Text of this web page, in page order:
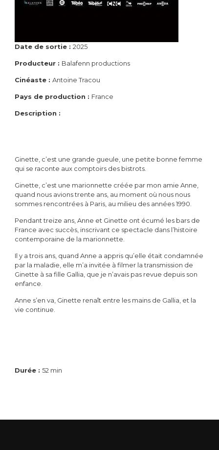
Date de sortie : 2025
Producteur : Balafenn productions
Cinéaste : Antoine Tracou
Pays de production : France
Description :
Ginette, c’est une grande gueule, une petite bonne femme
qui se raconte aux comptoirs des bistrots.
Ginette, c’est une marionnette créée par mon amie Anne,
quand nous avions trente ans, au moment où nous nous
sommes rencontrées à Paris, au milieu des années 1990.
Pendant treize ans, Anne et Ginette ont écumé les bars de
France avec succès, inscrivant ce spectacle dans l’histoire
contemporaine de la marionnette.
Il y a trois ans, quand Anne a appris qu’elle était condamnée
par la maladie, elle m’a invitée à filmer la transmission de
Ginette à sa fille Gallia, que je n’avais pas revue depuis son
enfance.
Anne s’en va, Ginette renaît entre les mains de Gallia, et la
vie continue.
Durée : 52 min